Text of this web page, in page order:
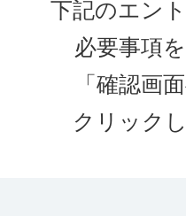
下記のエン
必要事項
「確認画
クリック